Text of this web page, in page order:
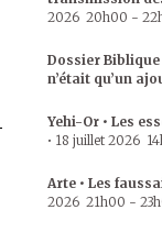
2026 20h00 -
Dossier Biblique
n’était qu’un
Yehi-Or • Les
• 18 juillet 2026
Arte • Les
2026 21h00 -